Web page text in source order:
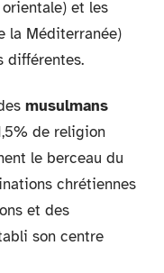
et les
la Méditerranée)
différentes.
musulmans
de religion
le berceau du
chrétiennes
et des
son centre